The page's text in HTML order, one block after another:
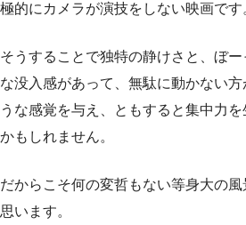
極的にカメラが演技をしない映画です
そうすることで独特の静けさと、ぼ
な没入感があって、無駄に動かない
うな感覚を与え、ともすると集中力
かもしれません。
だからこそ何の変哲もない等身大の
思います。